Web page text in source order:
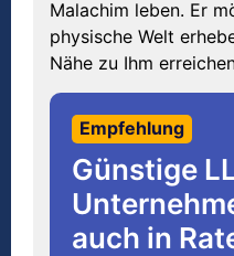
Malachim leben. Er
physische Welt
Nähe zu Ihm
Empfehlung
Günstige
auch in